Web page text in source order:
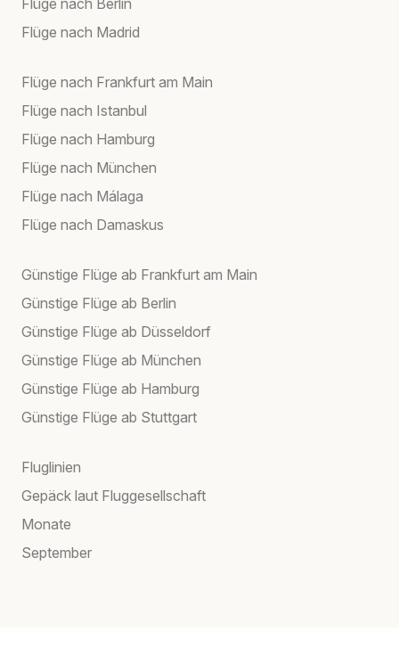
Flüge nach Madrid
Flüge nach Frankfurt am Main
Flüge nach Istanbul
Flüge nach Hamburg
Flüge nach München
Flüge nach Málaga
Flüge nach Damaskus
Günstige Flüge ab Frankfurt am Main
Günstige Flüge ab Berlin
Günstige Flüge ab Düsseldorf
Günstige Flüge ab München
Günstige Flüge ab Hamburg
Günstige Flüge ab Stuttgart
Fluglinien
Gepäck laut Fluggesellschaft
Monate
September